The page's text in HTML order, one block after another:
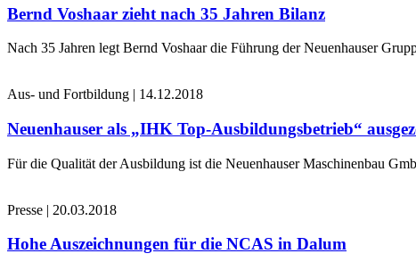
Bernd Voshaar zieht nach 35 Jahren Bilanz
Nach 35 Jahren legt Bernd Voshaar die Führung der Neuenhauser
Aus- und Fortbildung | 14.12.2018
Neuenhauser als „IHK Top-Ausbildungsbetrieb“
Für die Qualität der Ausbildung ist die Neuenhauser Maschinenbau
Presse | 20.03.2018
Hohe Auszeichnungen für die NCAS in Dalum